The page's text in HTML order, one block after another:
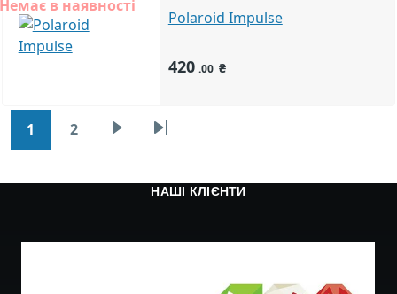
Немає в наявності
Polaroid Impulse
420 .00 ₴
Розбивка на сторінки
Сторінка
1 Сторінка
2 Наступна сторінка
Остання сторінка
НАШІ КЛІЄНТИ